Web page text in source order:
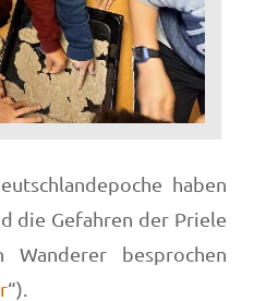
haben
die Gefahren der Priele
besprochen
“).